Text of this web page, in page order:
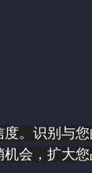
。识别与
会，扩大